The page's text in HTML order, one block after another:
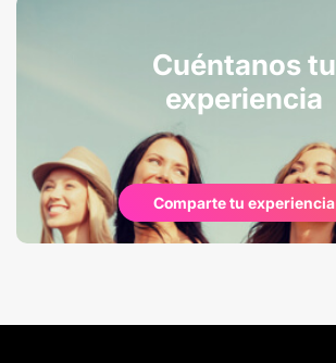
Cuéntanos tu
experiencia
Comparte tu experiencia